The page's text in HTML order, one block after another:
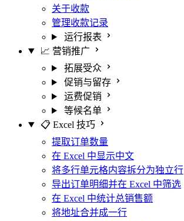
关于收款
管理收款记录
运行报表
📈 营销推广
拓展受众
促销与留存
运费促销
等候名单
📋 Excel 技巧
提取订单数量
在 Excel 中显示中文
将多行单元格内容拆分为独立行
导出订单明细并在 Excel 中筛选
在 Excel 中统计总销售额
将地址合并成一行